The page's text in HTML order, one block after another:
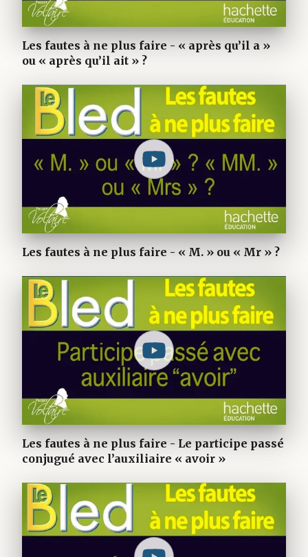
Les fautes à ne plus faire - « après qu’il a »
ou « après qu’il ait » ?
Les fautes à ne plus faire - « M. » ou « Mr » ?
Les fautes à ne plus faire - Le participe passé
conjugué avec l’auxiliaire « avoir »